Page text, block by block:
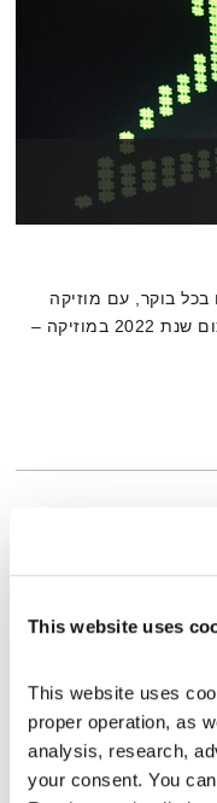
This website uses
This website uses
proper operation, as
analysis, research,
your consent. You
בכל בוקר, עם מוזיקה
מעולה בעריכתה ובהגשתה, והפעם – סיכום שנת 2022 במוזיקה –